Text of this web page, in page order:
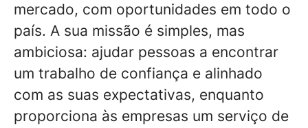
mercado, com oportunidades em todo o
país. A sua missão é simples, mas
ambiciosa: ajudar pessoas a encontrar
um trabalho de confiança e alinhado
com as suas expectativas, enquanto
proporciona às empresas um serviço de